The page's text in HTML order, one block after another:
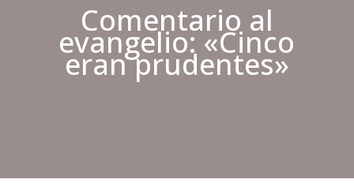
Comentario al
evangelio: «Cinco
eran prudentes»